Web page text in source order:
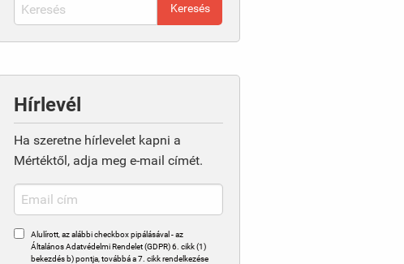
Hírlevél
Ha szeretne hírlevelet kapni a
Mértéktől, adja meg e-mail címét.
Alulírott, az alábbi checkbox pipálásával - az
Általános Adatvédelmi Rendelet (GDPR) 6. cikk (1)
bekezdés b) pontja, továbbá a 7. cikk rendelkezése